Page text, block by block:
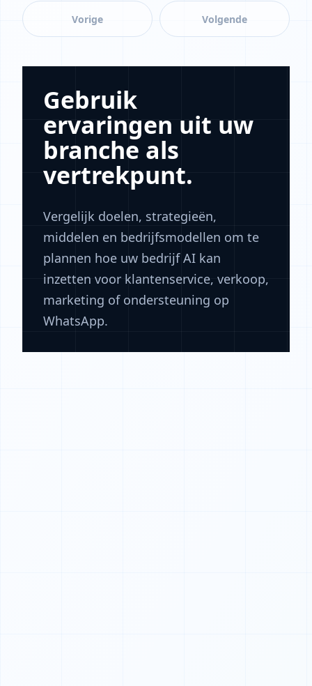
Vorige Volgende
Gebruik
ervaringen uit uw
branche als
vertrekpunt.
Vergelijk doelen, strategieën,
middelen en bedrijfsmodellen om te
plannen hoe uw bedrijf AI kan
inzetten voor klantenservice, verkoop,
marketing of ondersteuning op
WhatsApp.